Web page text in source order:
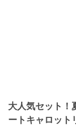
大人気セット！
ートキャロット